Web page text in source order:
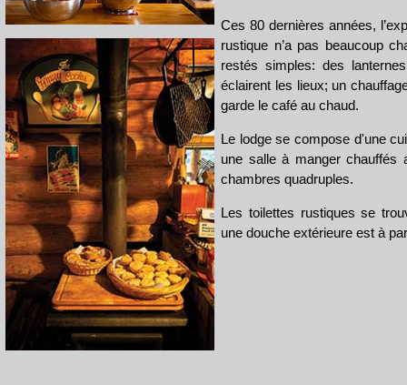
Ces 80 dernières années,
rustique n’a pas beaucoup
restés simples: des
éclairent les lieux; un
garde le café au chaud.
Le lodge se compose d'une
une salle à manger
chambres quadruples.
Les toilettes rustiques se
une douche extérieure est à